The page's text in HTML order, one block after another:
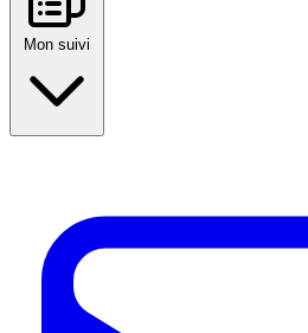
Mon suivi